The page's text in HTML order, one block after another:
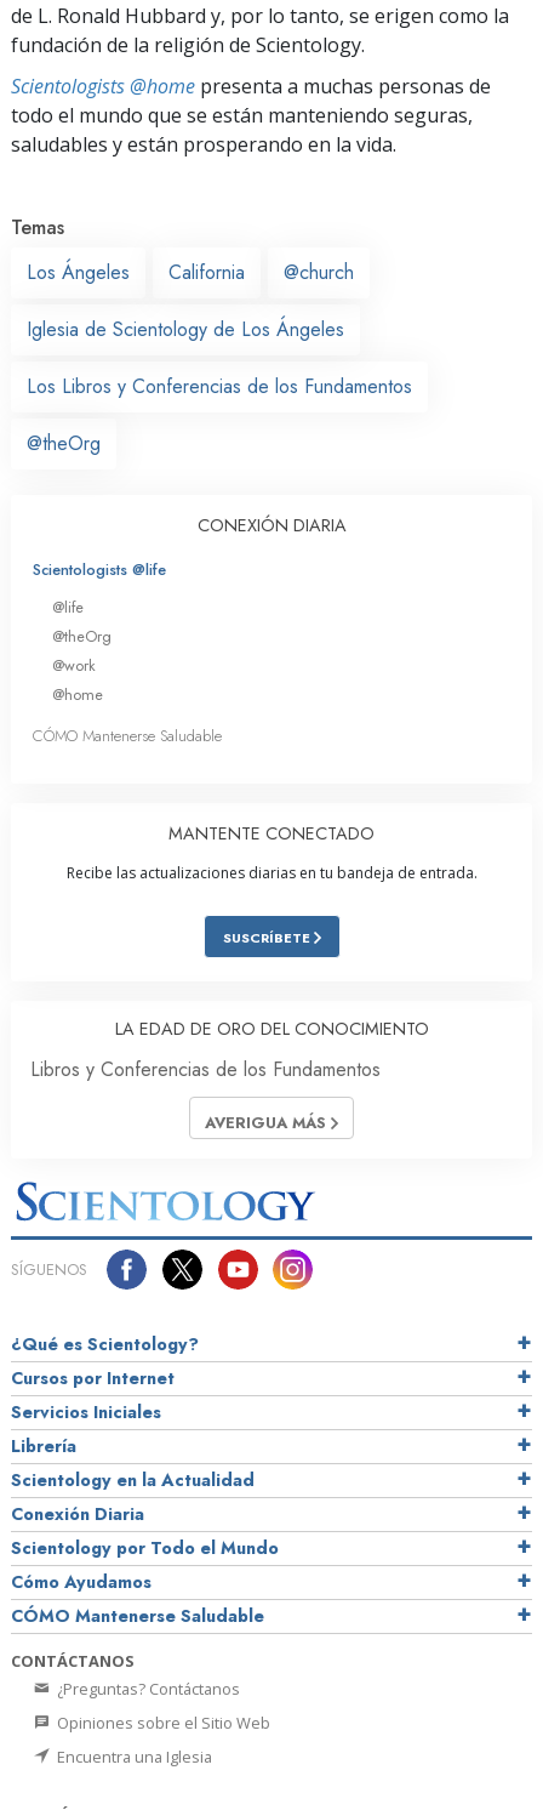
de L. Ronald Hubbard y, por lo tanto, se erigen como la
fundación de la religión de Scientology.
Scientologists @home presenta a muchas personas de
todo el mundo que se están manteniendo seguras,
saludables y están prosperando en la vida.
Temas
Los Ángeles
California @church
Iglesia de Scientology de Los Ángeles
Los Libros y Conferencias de los Fundamentos
@theOrg
CONEXIÓN DIARIA
Scientologists @life
@life
@theOrg
@work
@home
CÓMO Mantenerse Saludable
MANTENTE CONECTADO
Recibe las actualizaciones diarias en tu bandeja de entrada.
SUSCRÍBETE
LA EDAD DE ORO DEL CONOCIMIENTO
Libros y Conferencias de los Fundamentos
AVERIGUA MÁS
SÍGUENOS
¿Qué es Scientology?
Cursos por Internet
Servicios Iniciales
Librería
Scientology en la Actualidad
Conexión Diaria
Scientology por Todo el Mundo
Cómo Ayudamos
CÓMO Mantenerse Saludable
CONTÁCTANOS
¿Preguntas? Contáctanos
Opiniones sobre el Sitio Web
Encuentra una Iglesia